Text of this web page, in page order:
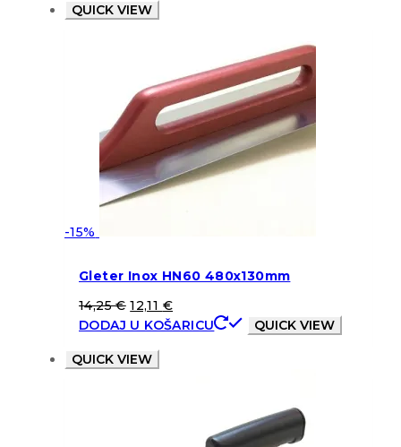
QUICK VIEW
-15%
Gleter Inox HN60 480x130mm
14,25€ 12,11 €
DODAJ U KOŠARICU
QUICK VIEW
QUICK VIEW